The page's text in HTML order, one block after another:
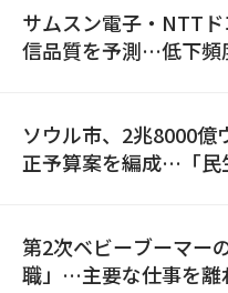
サムスン電子・NTT
信品質を予測…低下頻
ソウル市、2兆8000億
正予算案を編成…「民
第2次ベビーブーマー
職」…主要な仕事を離